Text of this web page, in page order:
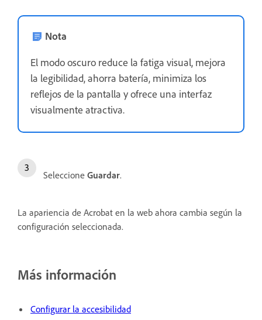
Nota
El modo oscuro reduce la fatiga visual, mejora
la legibilidad, ahorra batería, minimiza los
reflejos de la pantalla y ofrece una interfaz
visualmente atractiva.
Seleccione Guardar.
La apariencia de Acrobat en la web ahora cambia según la
configuración seleccionada.
Más información
Configurar la accesibilidad